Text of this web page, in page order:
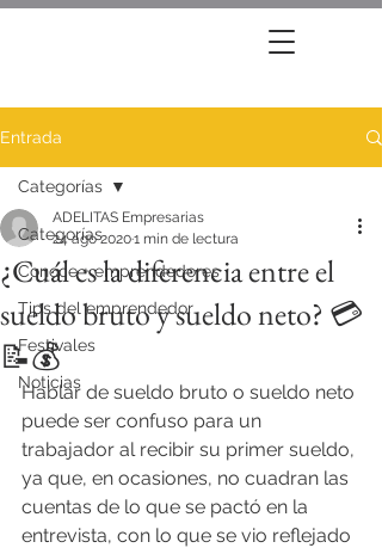
Entrada
Categorías
Conoce + emprendedores
Tips del emprendedor
Festivales
Noticias
Categorías
¿Cuál es la diferencia entre el
sueldo bruto y sueldo neto? 💳
📝💰
ADELITAS Empresarias
24 ago 20201 min de lectura
Hablar de sueldo bruto o sueldo neto
puede ser confuso para un
trabajador al recibir su primer sueldo,
ya que, en ocasiones, no cuadran las
cuentas de lo que se pactó en la
entrevista, con lo que se vio reflejado